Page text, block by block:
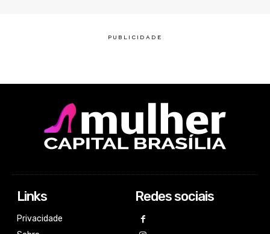
Links
Privacidade
Redes sociais